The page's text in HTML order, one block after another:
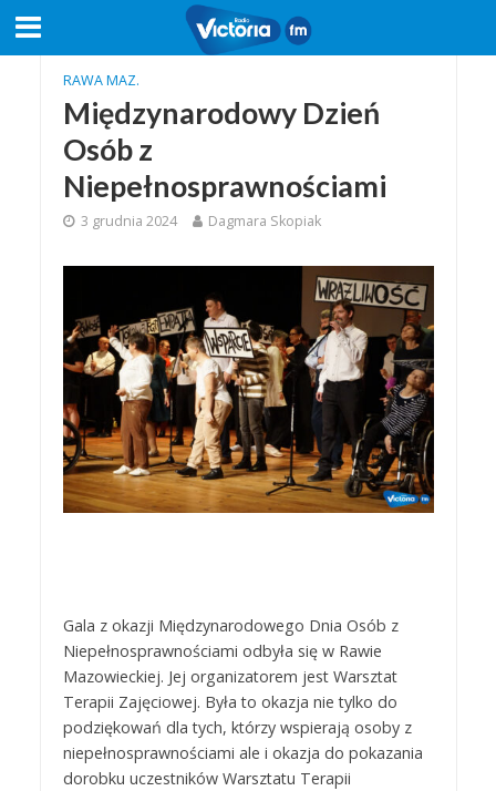
RAWA MAZ.
Międzynarodowy Dzień
Osób z
Niepełnosprawnościami
3 grudnia 2024 Dagmara Skopiak
Gala z okazji Międzynarodowego Dnia Osób z
Niepełnosprawnościami odbyła się w Rawie
Mazowieckiej. Jej organizatorem jest Warsztat
Terapii Zajęciowej. Była to okazja nie tylko do
podziękowań dla tych, którzy wspierają osoby z
niepełnosprawnościami ale i okazja do pokazania
dorobku uczestników Warsztatu Terapii